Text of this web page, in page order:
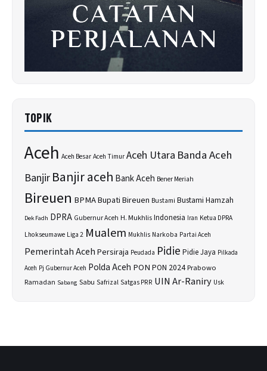
TOPIK
Aceh Aceh BesarAceh TimurAceh Utara Banda Aceh
BanjirBanjir aceh Bank Aceh Bener Meriah
Bireuen BPMABupati Bireuen Bustami Bustami Hamzah
Dek Fadh DPRA Gubernur Aceh H. MukhlisIndonesia Iran Ketua DPRA
Lhokseumawe Liga 2 Mualem Mukhlis Narkoba Partai Aceh
Pemerintah AcehPersiraja Peudada Pidie Pidie Jaya Pilkada
Aceh Pj Gubernur Aceh Polda Aceh PON PON 2024Prabowo
Ramadan Sabang Sabu Safrizal Satgas PRR UIN Ar-Raniry Usk